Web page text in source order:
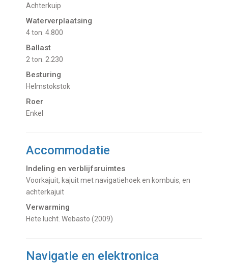
Achterkuip
Waterverplaatsing
4 ton. 4.800
Ballast
2 ton. 2.230
Besturing
Helmstokstok
Roer
Enkel
Accommodatie
Indeling en verblijfsruimtes
Voorkajuit, kajuit met navigatiehoek en kombuis, en
achterkajuit
Verwarming
hete lucht. Webasto (2009)
Navigatie en elektronica